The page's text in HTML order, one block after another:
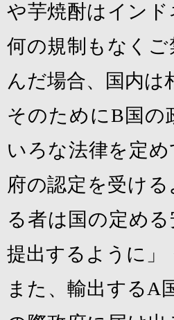
や芋焼酎はイン
何の規制もなく
んだ場合、国内は
そのためにB国の
いろな法律を定
府の認定を受け
る者は国の定め
提出するように」
また、輸出するA